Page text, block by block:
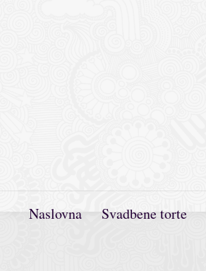
Naslovna Svadbene torte